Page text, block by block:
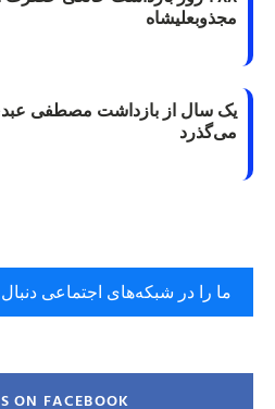
مجذوبعلیشاه
یک سال از بازداشت مصطفی
می‌گذرد
ما را در شبکه‌های اجتماعی دنبال
ON FACEBOOK